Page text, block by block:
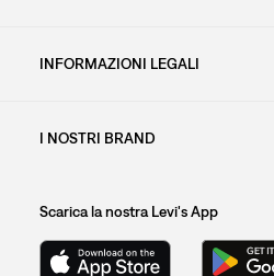
INFORMAZIONI LEGALI
I NOSTRI BRAND
Scarica la nostra Levi's App